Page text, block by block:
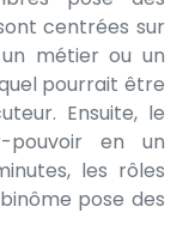
centrées sur
métier ou un
pourrait être
Ensuite, le
pouvoir en un
les rôles
pose des